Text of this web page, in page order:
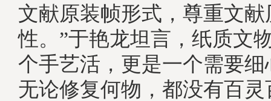
文献原装帧形式，尊重文
性。”于艳龙坦言，纸质文
个手艺活，更是一个需要
无论修复何物，都没有百